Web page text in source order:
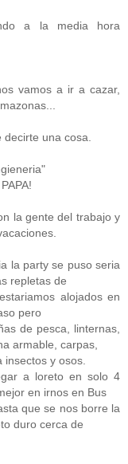
a la media hora
vamos a ir a cazar,
una cosa.
la gente del trabajo y
la party se puso seria
repletas de
alojados en
pero
de pesca, linternas,
armable, carpas,
y osos.
a loreto en solo 4
en irnos en Bus
que se nos borre la
duro cerca de